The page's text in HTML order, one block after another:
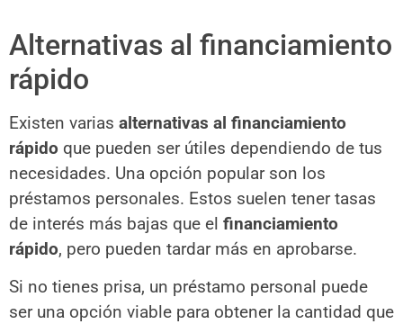
Alternativas al financiamiento
rápido
Existen varias alternativas al financiamiento
rápido que pueden ser útiles dependiendo de tus
necesidades. Una opción popular son los
préstamos personales. Estos suelen tener tasas
de interés más bajas que el financiamiento
rápido, pero pueden tardar más en aprobarse.
Si no tienes prisa, un préstamo personal puede
ser una opción viable para obtener la cantidad que